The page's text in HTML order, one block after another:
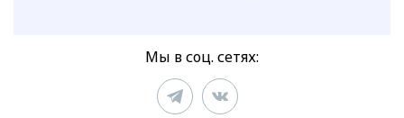
Мы в соц. сетях: